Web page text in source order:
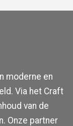
moderne en
Via het Craft
van de
Onze partner